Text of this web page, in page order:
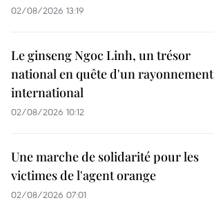
02/08/2026 13:19
Le ginseng Ngoc Linh, un trésor
national en quête d'un rayonnement
international
02/08/2026 10:12
Une marche de solidarité pour les
victimes de l'agent orange
02/08/2026 07:01